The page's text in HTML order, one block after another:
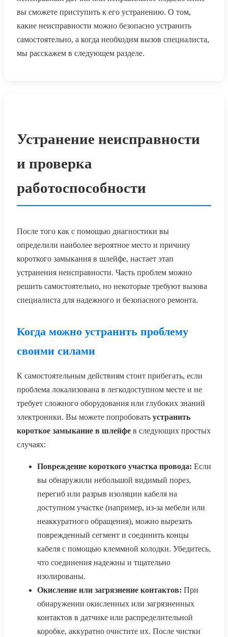
вы сможете приступить к его устранению. О том,
какие неисправности можно безопасно устранить
самостоятельно, а когда необходим вызов специалиста,
мы расскажем в следующем разделе.
Устранение неисправности
и проверка
работоспособности
После того как с помощью диагностики вы
определили наиболее вероятное место и причину
короткого замыкания в шлейфе, настает этап
устранения неисправности. Часть проблем можно
решить самостоятельно, но некоторые требуют вызова
специалиста для надежного и безопасного ремонта.
Когда можно устранить проблему
своими силами
К самостоятельным действиям стоит прибегать, если
проблема локализована в легкодоступном месте и не
требует сложного оборудования или глубоких знаний
электроники. Вы можете попробовать устранить
короткое замыкание в шлейфе в следующих простых
случаях:
Повреждение короткого участка провода: Если
вы обнаружили небольшой видимый порез,
перегиб или разрыв изоляции кабеля на
доступном участке (например, из-за мебели или
неаккуратного обращения), можно вырезать
поврежденный сегмент и соединить концы
кабеля с помощью клеммной колодки. Убедитесь,
что соединения надежны и тщательно
изолированы.
Окисление или загрязнение контактов: При
обнаружении окисленных или загрязненных
контактов в датчике или распределительной
коробке, аккуратно очистите их. После чистки